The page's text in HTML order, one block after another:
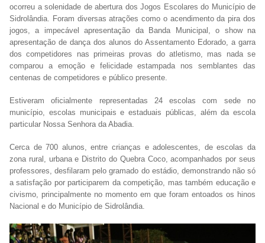
ocorreu a solenidade de abertura dos Jogos Escolares do Município de
Sidrolândia. Foram diversas atrações como o acendimento da pira dos
jogos, a impecável apresentação da Banda Municipal, o show na
apresentação de dança dos alunos do Assentamento Edorado, a garra
dos competidores nas primeiras provas do atletismo, mas nada se
comparou a emoção e felicidade estampada nos semblantes das
centenas de competidores e público presente.
Estiveram oficialmente representadas 24 escolas com sede no
município, escolas municipais e estaduais públicas, além da escola
particular Nossa Senhora da Abadia.
Cerca de 700 alunos, entre crianças e adolescentes, de escolas da
zona rural, urbana e Distrito do Quebra Coco, acompanhados por seus
professores, desfilaram pelo gramado do estádio, demonstrando não só
a satisfação por participarem da competição, mas também educação e
civismo, principalmente no momento em que foram entoados os hinos
Nacional e do Município de Sidrolândia.